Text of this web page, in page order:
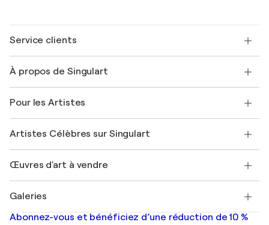
Service clients
Expédition
Offrir une carte cadeau
Rejoignez notre programme commercial
Mon compte
+33 1 76 44 06 42
À propos de Singulart
FAQ
Magazine Singulart
Emplois
Découvrez une sélection d'art original
Pour les Artistes
Se connecter en tant qu'Artiste
Artistes Célèbres sur Singulart
Marc Chagall
Banksy
Mr. Brainwash
Œuvres d'art à vendre
Tableaux abstraits à vendre
Peintures de paysage
Galeries
Galeries d'art en France
Abonnez-vous et bénéficiez d’une réduction de 10 %